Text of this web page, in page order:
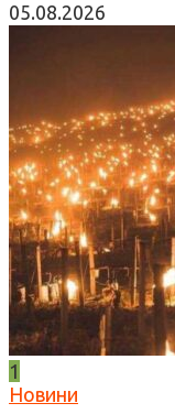
05.08.2026
1
Новини